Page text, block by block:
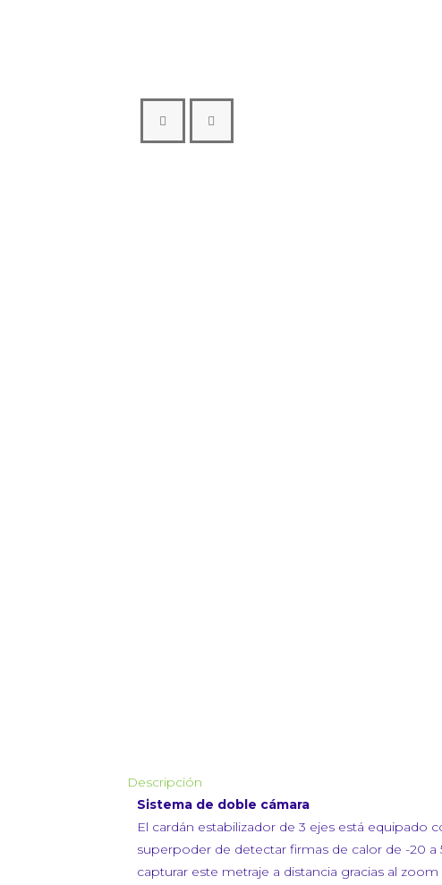
Descripción
Sistema de doble cámara
El cardán estabilizador de 3 ejes está equipado
superpoder de detectar firmas de calor de -20
capturar este metraje a distancia gracias al